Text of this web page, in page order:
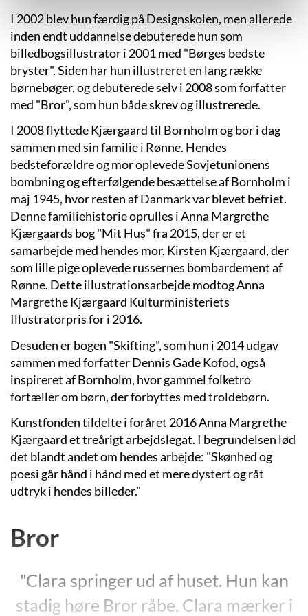
I 2002 blev hun færdig på Designskolen, men allerede
inden endt uddannelse debuterede hun som
billedbogsillustrator i 2001 med "Børges bedste
bryster". Siden har hun illustreret en lang række
børnebøger, og debuterede selv i 2008 som forfatter
med "Bror", som hun både skrev og illustrerede.
I 2008 flyttede Kjærgaard til Bornholm og bor i dag
sammen med sin familie i Rønne. Hendes
bedsteforældre og mor oplevede Sovjetunionens
bombning og efterfølgende besættelse af Bornholm i
maj 1945, hvor resten af Danmark var blevet befriet.
Denne familiehistorie oprulles i Anna Margrethe
Kjærgaards bog "Mit Hus" fra 2015, der er et
samarbejde med hendes mor, Kirsten Kjærgaard, der
som lille pige oplevede russernes bombardement af
Rønne. Dette illustrationsarbejde modtog Anna
Margrethe Kjærgaard Kulturministeriets
Illustratorpris for i 2016.
Desuden er bogen "Skifting", som hun i 2014 udgav
sammen med forfatter Dennis Gade Kofod, også
inspireret af Bornholm, hvor gammel folketro
fortæller om børn, der forbyttes med troldebørn.
Kunstfonden tildelte i foråret 2016 Anna Margrethe
Kjærgaard et treårigt arbejdslegat. I begrundelsen lød
det blandt andet om hendes arbejde: "Skønhed og
poesi går hånd i hånd med et mere dystert og råt
udtryk i hendes billeder."
Bror
"Clara springer ud af huset. Hun kan
stadig høre Bror råbe. Clara mærker i